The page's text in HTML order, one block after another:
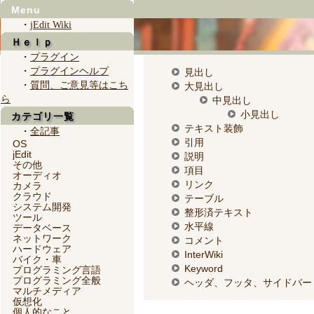
見出し
大見出し
中見出し
小見出し
テキスト装飾
引用
説明
項目
リンク
テーブル
整形済テキスト
水平線
コメント
InterWiki
Keyword
ヘッダ、フッタ、サイドバー
Menu
・ jEdit Wiki
Ｈｅｌｐ
・ プラグイン
・ プラグインヘルプ
・ 質問、ご意見等はこち
ら
カテゴリ一覧
・ 全記事
OS
jEdit
その他
オーディオ
カメラ
クラウド
システム開発
ツール
データベース
ネットワーク
ハードウェア
バイク・車
プログラミング言語
プログラミング全般
マルチメディア
仮想化